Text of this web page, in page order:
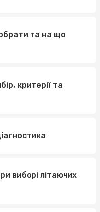
обрати та на що
критерії та
виборі літаючих